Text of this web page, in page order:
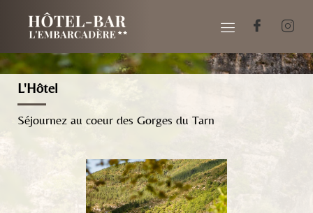
L'Hôtel
Séjournez au coeur des Gorges du Tarn